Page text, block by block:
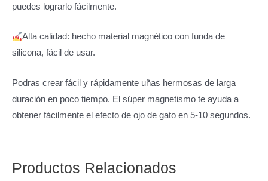
puedes lograrlo fácilmente.
Alta calidad: hecho material magnético con funda de
silicona, fácil de usar.
Podras crear fácil y rápidamente uñas hermosas de larga
duración en poco tiempo. El súper magnetismo te ayuda a
obtener fácilmente el efecto de ojo de gato en 5-10 segundos.
Productos Relacionados